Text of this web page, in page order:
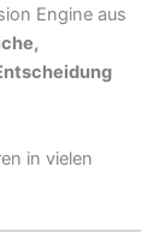
Engine aus
in vielen